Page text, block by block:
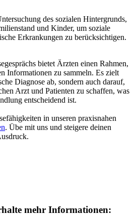
des sozialen Hintergrunds,
und Kinder, um soziale
Erkrankungen zu berücksichtigen.
bietet Ärzten einen Rahmen,
Informationen zu sammeln. Es zielt
Diagnose ab, sondern auch darauf,
Arzt und Patienten zu schaffen, was
entscheidend ist.
in unseren praxisnahen
. Übe mit uns und steigere deinen
mehr Informationen: